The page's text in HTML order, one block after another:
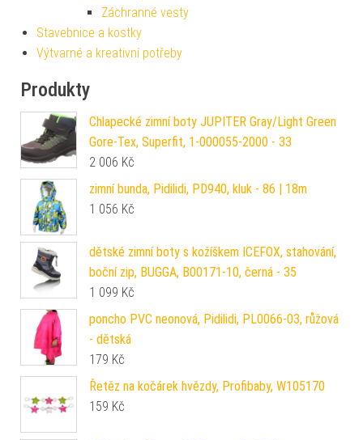
Záchranné vesty
Stavebnice a kostky
Výtvarné a kreativní potřeby
Produkty
Chlapecké zimní boty JUPITER Gray/Light Green
Gore-Tex, Superfit, 1-000055-2000 - 33
2 006 Kč
zimní bunda, Pidilidi, PD940, kluk - 86 | 18m
1 056 Kč
dětské zimní boty s kožíškem ICEFOX, stahování,
boční zip, BUGGA, B00171-10, černá - 35
1 099 Kč
poncho PVC neonová, Pidilidi, PL0066-03, růžová
- dětská
179 Kč
Řetěz na kočárek hvězdy, Profibaby, W105170
159 Kč